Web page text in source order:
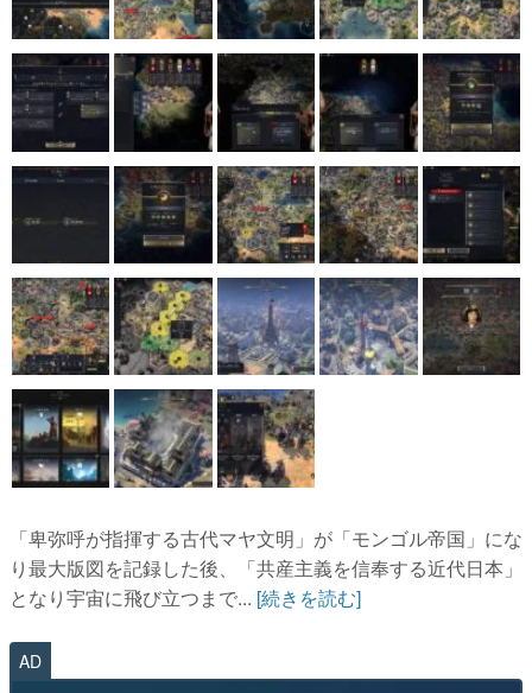
「卑弥呼が指揮する古代マヤ文明」が「モンゴル帝国」にな
り最大版図を記録した後、「共産主義を信奉する近代日本」
となり宇宙に飛び立つまで... [続きを読む]
AD